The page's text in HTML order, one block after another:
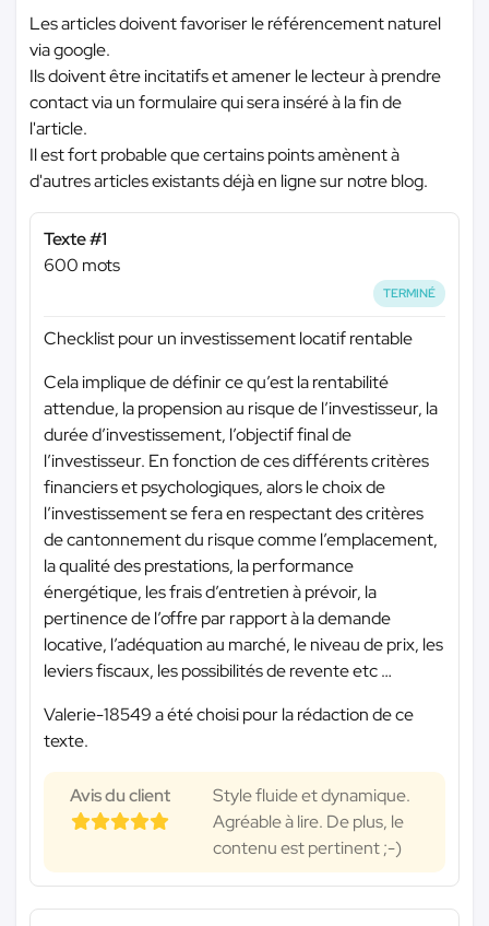
Les articles doivent favoriser le référencement naturel
via google.
Ils doivent être incitatifs et amener le lecteur à prendre
contact via un formulaire qui sera inséré à la fin de
l'article.
Il est fort probable que certains points amènent à
d'autres articles existants déjà en ligne sur notre blog.
Texte #1
600 mots
TERMINÉ
Checklist pour un investissement locatif rentable
Cela implique de définir ce qu’est la rentabilité
attendue, la propension au risque de l’investisseur, la
durée d’investissement, l’objectif final de
l’investisseur. En fonction de ces différents critères
financiers et psychologiques, alors le choix de
l’investissement se fera en respectant des critères
de cantonnement du risque comme l’emplacement,
la qualité des prestations, la performance
énergétique, les frais d’entretien à prévoir, la
pertinence de l’offre par rapport à la demande
locative, l’adéquation au marché, le niveau de prix, les
leviers fiscaux, les possibilités de revente etc …
Valerie-18549 a été choisi pour la rédaction de ce
texte.
Avis du client
Style fluide et dynamique.
Agréable à lire. De plus, le
contenu est pertinent ;-)